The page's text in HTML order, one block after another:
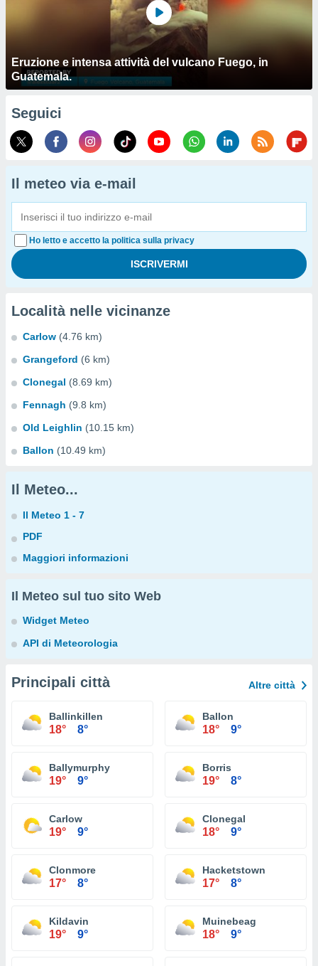
Eruzione e intensa attività del vulcano Fuego, in
Guatemala.
Seguici
Il meteo via e-mail
Ho letto e accetto la politica sulla privacy
Località nelle vicinanze
Carlow (4.76 km)
Grangeford (6 km)
Clonegal (8.69 km)
Fennagh (9.8 km)
Old Leighlin (10.15 km)
Ballon (10.49 km)
Il Meteo...
Il Meteo 1 - 7
PDF
Maggiori informazioni
Il Meteo sul tuo sito Web
Widget Meteo
API di Meteorologia
Principali città Altre città
Ballinkillen
18° 8°
Ballon
18° 9°
Ballymurphy
19° 9°
Borris
19° 8°
Carlow
19° 9°
Clonegal
18° 9°
Clonmore
17° 8°
Hacketstown
17° 8°
Kildavin
19° 9°
Muinebeag
18° 9°